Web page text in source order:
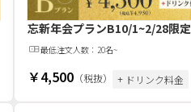
忘新年会プランB10/1~2/28限定
最低注文人数： 20名~
￥4,500 （税抜） + ドリンク料金